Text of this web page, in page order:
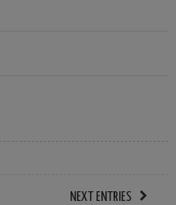
NEXT ENTRIES